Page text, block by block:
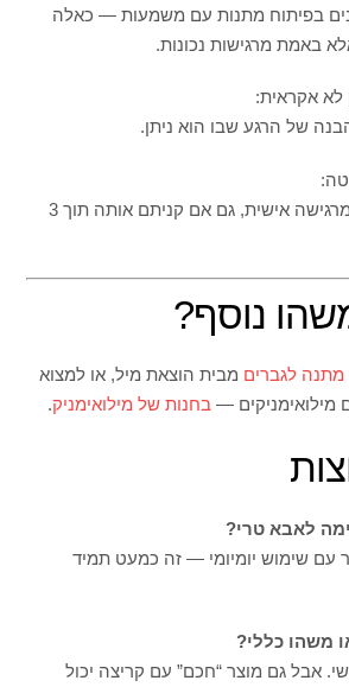
בפיתוח מתנות עם משמעות — כאלה
באמת מרגישות נכונות.
לא אקראית:
של הרגע שבו הוא ניתן.
שתהיה לכם מתנה שמרגישה אישית, גם אם קניתם אותה תוך 3
נוסף?
מתנה לגברים מבית הוצאת מיל, או למצוא
— בחנות של מילואימניק.
לאבא טרי?
שימוש יומיומי — זה כמעט תמיד
משהו כללי?
אבל גם מוצר “חכם” עם קריצה יכול